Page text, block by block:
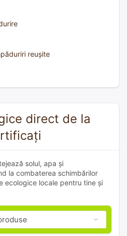
reușite
direct de la
solul, apa și
la combaterea schimbărilor
ecologice locale pentru tine și